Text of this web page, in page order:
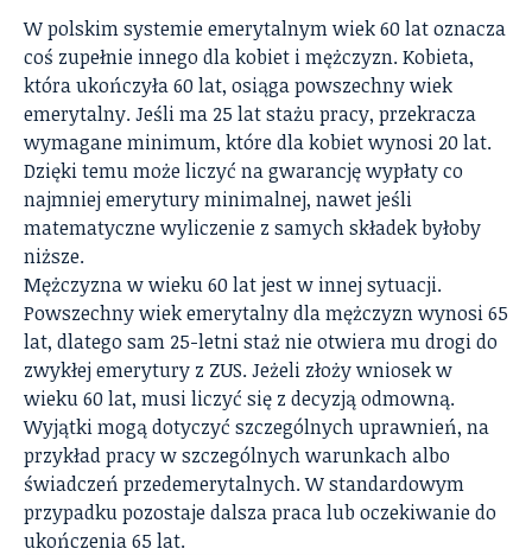
W polskim systemie emerytalnym wiek 60 lat oznacza
coś zupełnie innego dla kobiet i mężczyzn. Kobieta,
która ukończyła 60 lat, osiąga powszechny wiek
emerytalny. Jeśli ma 25 lat stażu pracy, przekracza
wymagane minimum, które dla kobiet wynosi 20 lat.
Dzięki temu może liczyć na gwarancję wypłaty co
najmniej emerytury minimalnej, nawet jeśli
matematyczne wyliczenie z samych składek byłoby
niższe.
Mężczyzna w wieku 60 lat jest w innej sytuacji.
Powszechny wiek emerytalny dla mężczyzn wynosi 65
lat, dlatego sam 25-letni staż nie otwiera mu drogi do
zwykłej emerytury z ZUS. Jeżeli złoży wniosek w
wieku 60 lat, musi liczyć się z decyzją odmowną.
Wyjątki mogą dotyczyć szczególnych uprawnień, na
przykład pracy w szczególnych warunkach albo
świadczeń przedemerytalnych. W standardowym
przypadku pozostaje dalsza praca lub oczekiwanie do
ukończenia 65 lat.